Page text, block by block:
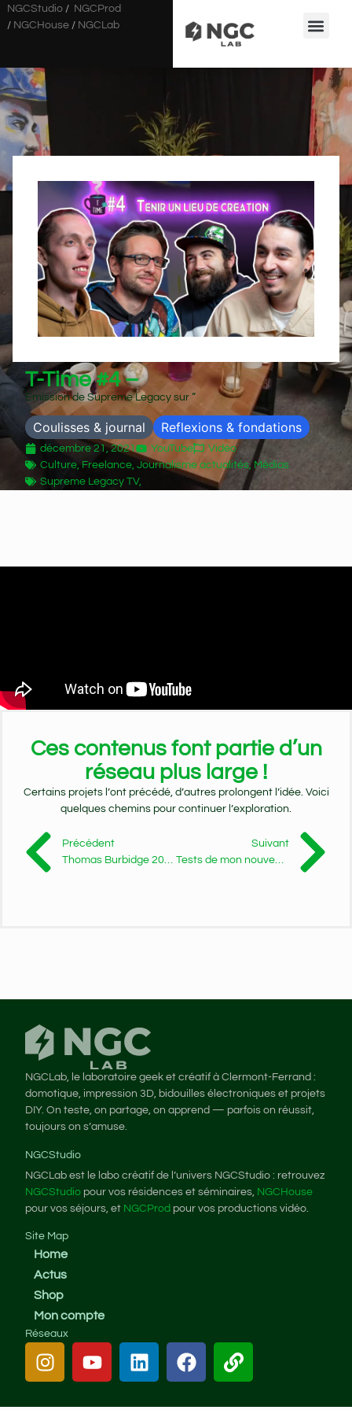
NGCStudio / NGCProd
/ NGCHouse / NGCLab
T-Time #4 –
Emission de Supreme Legacy sur “
Coulisses & journal Reflexions & fondations
décembre 21, 2021 YouTube
Vidéo
Culture, Freelance, Journalisme actualités, Médias
Supreme Legacy TV,
Ces contenus font partie d’un
réseau plus large !
Certains projets l’ont précédé, d’autres prolongent l’idée. Voici
quelques chemins pour continuer l’exploration.
Précédent
Thomas Burbidge 2021 :
Suivant
Tests de mon nouveau vidéo projecteur !
NGCLab, le laboratoire geek et créatif à Clermont-Ferrand :
domotique, impression 3D, bidouilles électroniques et projets
DIY. On teste, on partage, on apprend — parfois on réussit,
toujours on s’amuse.
NGCStudio
NGCLab est le labo créatif de l’univers NGCStudio : retrouvez
NGCStudio pour vos résidences et séminaires, NGCHouse
pour vos séjours, et NGCProd pour vos productions vidéo.
Site Map
Home
Actus
Shop
Mon compte
Réseaux